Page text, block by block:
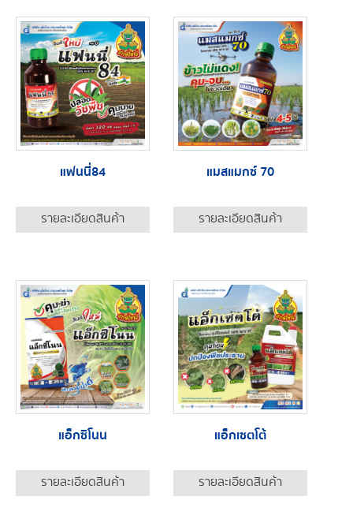
แฟนนี่84
รายละเอียดสินค้า
แมสแมกซ์ 70
รายละเอียดสินค้า
แอ็กซิโนน
รายละเอียดสินค้า
แอ็กเซตโต้
รายละเอียดสินค้า